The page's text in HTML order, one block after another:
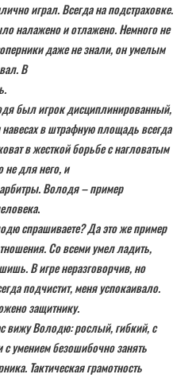
играл. Всегда на подстраховке.
налажено и отлажено. Немного не
даже не знали, он умелым
В
был игрок дисциплинированный,
в штрафную площадь всегда
в жесткой борьбе с нагловатым
не для него, и
Володя – пример
.
спрашиваете? Да это же пример
Со всеми умел ладить,
В игре неразговорчив, но
подчистит, меня успокаивало.
защитнику.
вижу Володю: рослый, гибкий, с
с умением безошибочно занять
Тактическая грамотность